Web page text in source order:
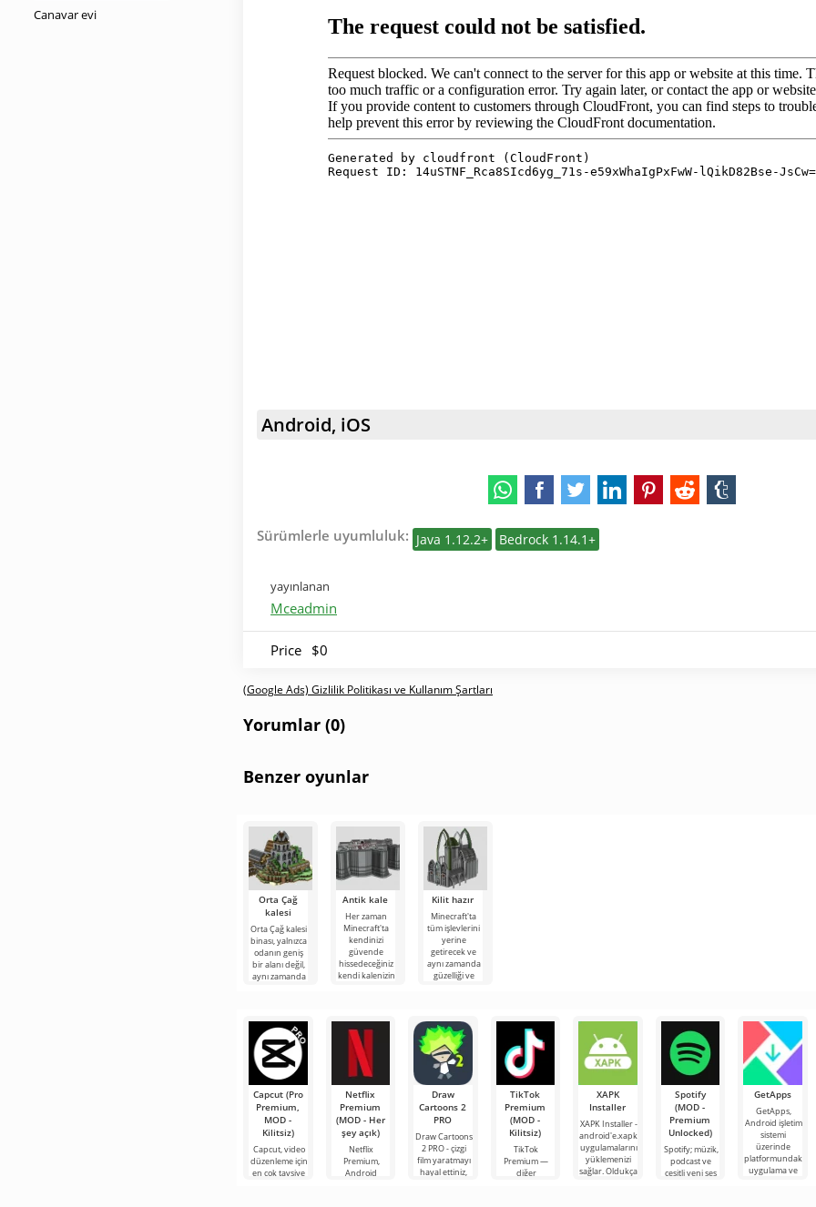
Canavar evi
Android, iOS
Sürümlerle uyumluluk: Java 1.12.2+ Bedrock 1.14.1+
yayınlanan
Mceadmin
Price $0
(Google Ads) Gizlilik Politikası ve Kullanım Şartları
Yorumlar (0)
Benzer oyunlar
Orta Çağ
kalesi
Orta Çağ kalesi
binası, yalnızca
odanın geniş
bir alanı değil,
aynı zamanda
Antik kale
Her zaman
Minecraft'ta
kendinizi
güvende
hissedeceğiniz
kendi kalenizin
Kilit hazır
Minecraft'ta
tüm işlevlerini
yerine
getirecek ve
aynı zamanda
güzelliği ve
Capcut (Pro
Premium,
MOD -
Kilitsiz)
Capcut, video
düzenleme için
en çok tavsiye
Netflix
Premium
(MOD - Her
şey açık)
Netflix
Premium,
Android
Draw
Cartoons 2
PRO
Draw Cartoons
2 PRO - çizgi
film yaratmayı
hayal ettiniz,
TikTok
Premium
(MOD -
Kilitsiz)
TikTok
Premium —
diğer
XAPK
Installer
XAPK Installer -
android'e.xapk
uygulamalarını
yüklemenizi
sağlar. Oldukça
Spotify
(MOD -
Premium
Unlocked)
Spotify; müzik,
podcast ve
çeşitli yeni ses
GetApps
GetApps,
Android işletim
sistemi
üzerinde
platformundaki
uygulama ve